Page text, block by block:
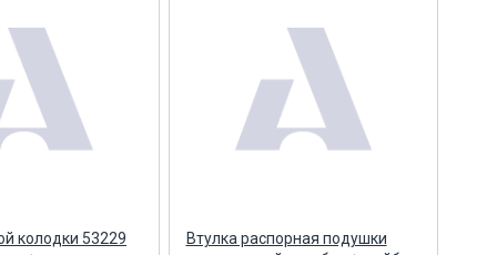
колодки 53229
Втулка распорная подушки